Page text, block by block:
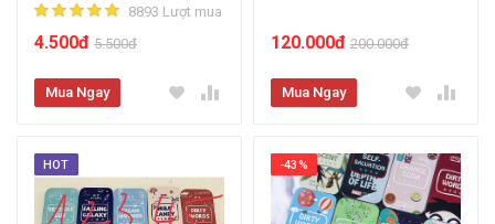
8893 Lượt mua
4.500đ 5.500đ
Mua Ngay
120.000đ 200.000đ
Mua Ngay
HOT -43%